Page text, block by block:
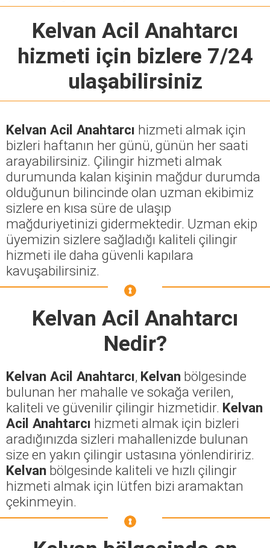
Kelvan Acil Anahtarcı
hizmeti için bizlere 7/24
ulaşabilirsiniz
Kelvan Acil Anahtarcı hizmeti almak için
bizleri haftanın her günü, günün her saati
arayabilirsiniz. Çilingir hizmeti almak
durumunda kalan kişinin mağdur durumda
olduğunun bilincinde olan uzman ekibimiz
sizlere en kısa süre de ulaşıp
mağduriyetinizi gidermektedir. Uzman ekip
üyemizin sizlere sağladığı kaliteli çilingir
hizmeti ile daha güvenli kapılara
kavuşabilirsiniz.
Kelvan Acil Anahtarcı
Nedir?
Kelvan Acil Anahtarcı, Kelvan bölgesinde
bulunan her mahalle ve sokağa verilen,
kaliteli ve güvenilir çilingir hizmetidir. Kelvan
Acil Anahtarcı hizmeti almak için bizleri
aradığınızda sizleri mahallenizde bulunan
size en yakın çilingir ustasına yönlendiririz.
Kelvan bölgesinde kaliteli ve hızlı çilingir
hizmeti almak için lütfen bizi aramaktan
çekinmeyin.